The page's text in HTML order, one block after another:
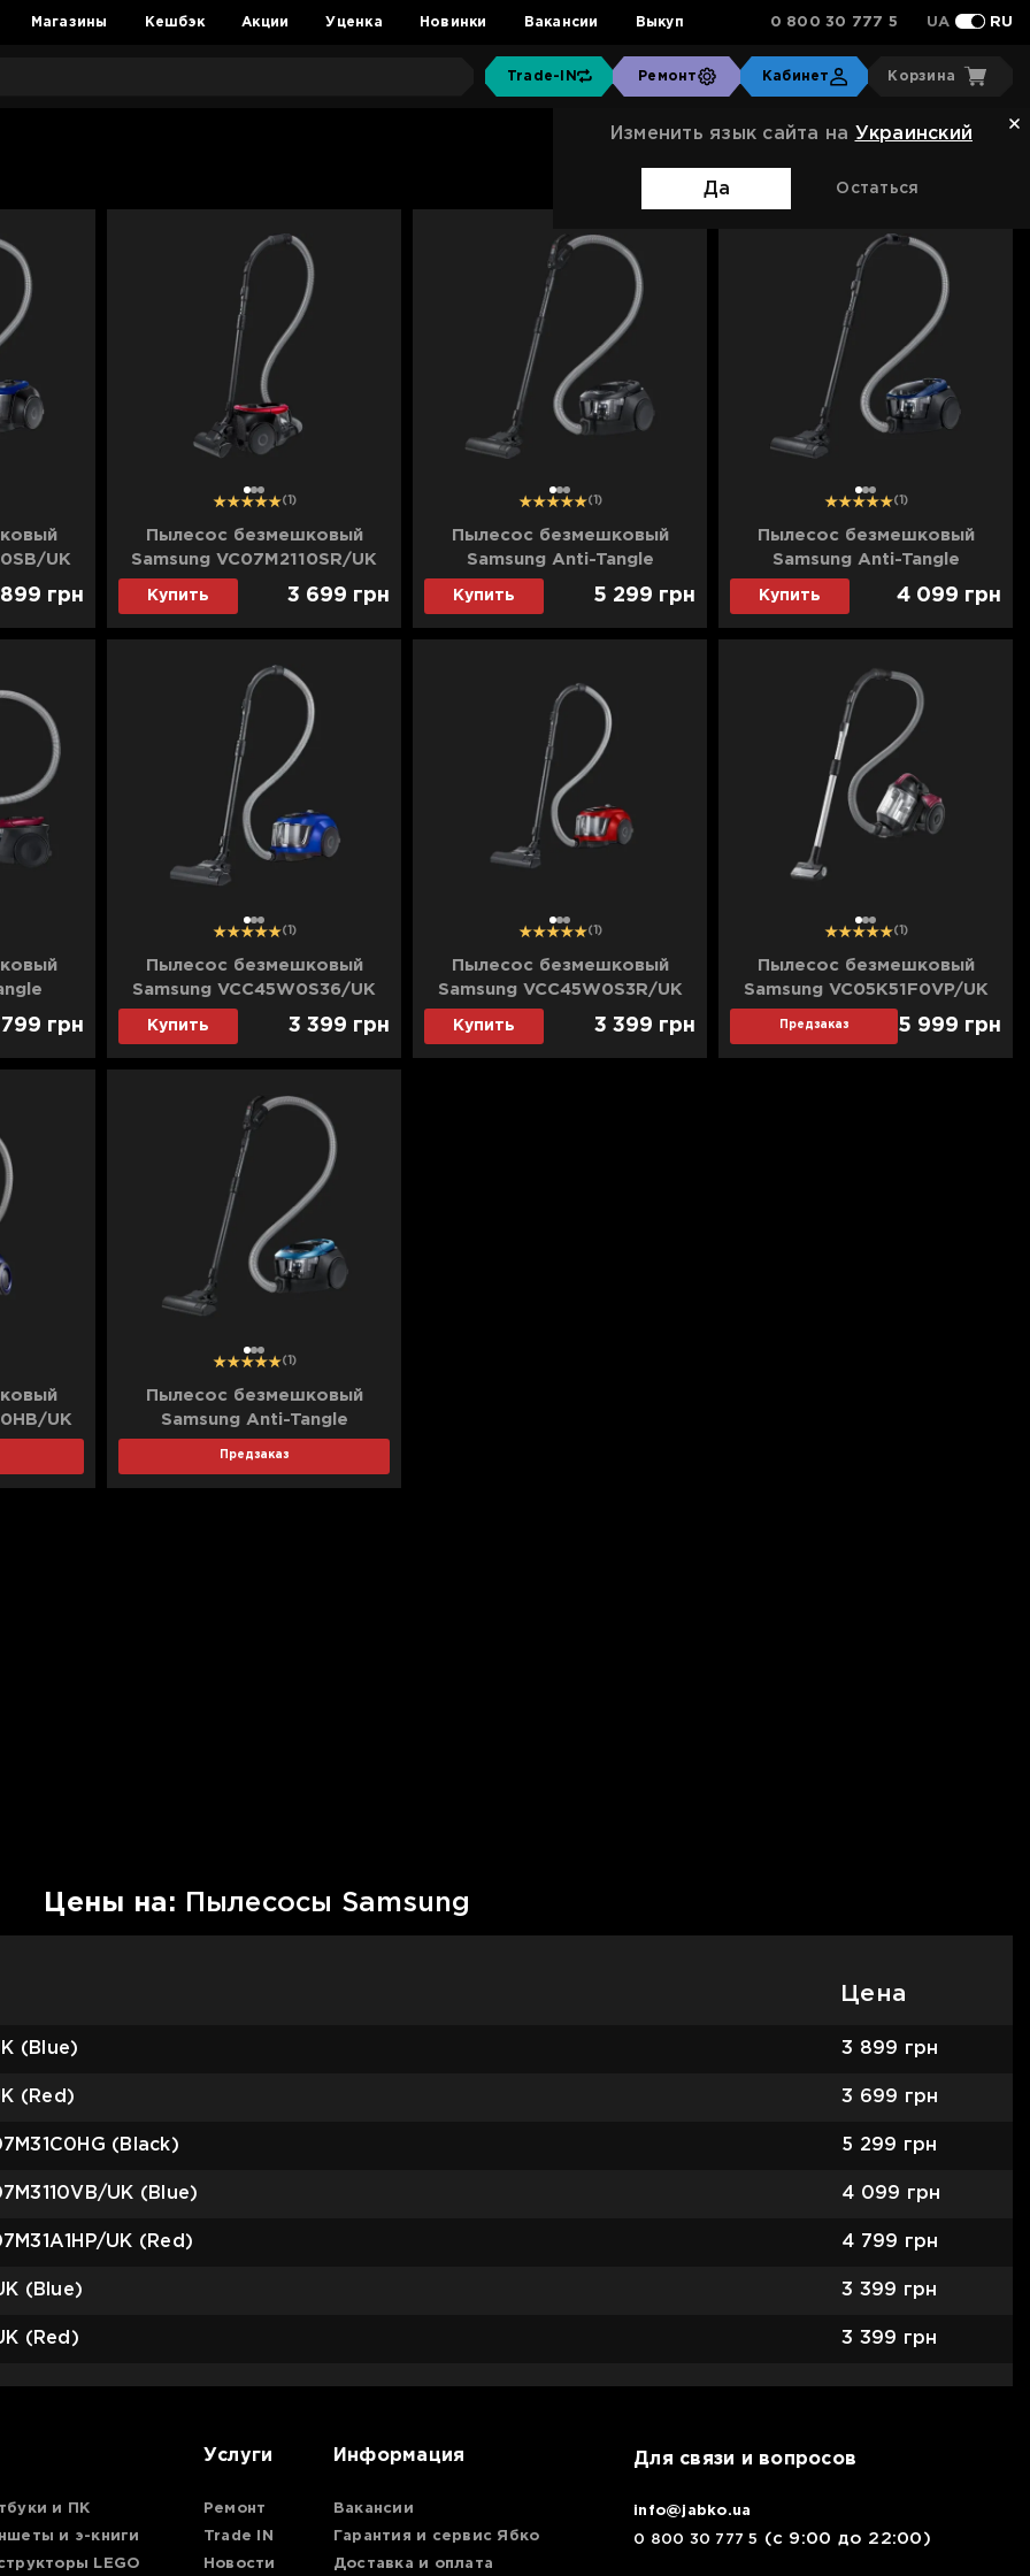
Магазины Кешбэк Акции Уценка Новинки Вакансии Выкуп 0 800 30 777 5 UA RU
Trade-IN Ремонт Кабинет Корзина
Изменить язык сайта на Украинский
Да Остаться
Сортировка: Стандартная
UK
грн
12 3 (1)
Пылесос безмешковый
Samsung VC07M2110SR/UK
(Red)
Купить 3 699 грн
12 3 (1)
Пылесос безмешковый
Samsung Anti-Tangle
VC07M31C0HG (Black)
Купить 5 299 грн
12 3 (1)
Пылесос безмешковый
Samsung Anti-Tangle
VC07M3110VB/UK (Blue)
Купить 4 099 грн
(Red)
грн
12 3 (1)
Пылесос безмешковый
Samsung VCC45W0S36/UK
(Blue)
Купить 3 399 грн
12 3 (1)
Пылесос безмешковый
Samsung VCC45W0S3R/UK
(Red)
Купить 3 399 грн
12 3 (1)
Пылесос безмешковый
Samsung VC05K51F0VP/UK
Предзаказ 5 999 грн
UK
12 3 (1)
Пылесос безмешковый
Samsung Anti-Tangle
VC07M31D3HU/UK (Blue)
Предзаказ
Цены на: Пылесосы Samsung
Цена
(Blue) 3 899 грн
(Red) 3 699 грн
(Black) 5 299 грн
UK (Blue) 4 099 грн
UK (Red) 4 799 грн
(Blue) 3 399 грн
(Red) 3 399 грн
и ПК
и э-книги
LEGO
Услуги
Ремонт
Trade IN
Новости
Информация
Вакансии
Гарантия и сервис Ябко
Доставка и оплата
Для связи и вопросов
info@jabko.ua
0 800 30 777 5 (с 9:00 до 22:00)